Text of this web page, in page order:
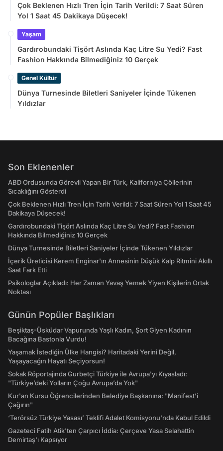
Çok Beklenen Hızlı Tren İçin Tarih Verildi: 7 Saat Süren
Yol 1 Saat 45 Dakikaya Düşecek!
Yaşam
Gardırobundaki Tişört Aslında Kaç Litre Su Yedi? Fast
Fashion Hakkında Bilmediğiniz 10 Gerçek
Genel Kültür
Dünya Turnesinde Biletleri Saniyeler İçinde Tükenen
Yıldızlar
Son Eklenenler
ABD Ordusunda Görevli Yapan Bir Türk, Kaliforniya Çöllerinin
Sıcaklığını Gösterdi
Çok Beklenen Hızlı Tren İçin Tarih Verildi: 7 Saat Süren Yol 1 Saat 45
Dakikaya Düşecek!
Gardırobundaki Tişört Aslında Kaç Litre Su Yedi? Fast Fashion
Hakkında Bilmediğiniz 10 Gerçek
Dünya Turnesinde Biletleri Saniyeler İçinde Tükenen Yıldızlar
İçerik Üreticisi Kerem Enginar'ın Annesinin Düşük Kalp Ritmini Akıllı
Saat Fark Etti
Psikologlar Açıkladı: Her Zaman Yavaş Yemek Yiyen Kişilerin Ortak
Noktası
Günün Popüler Başlıkları
Beşiktaş-Üsküdar Vapurunda Yaşlı Kadın, Şort Giyen Kadının
Bacağına Bastonla Vurdu!
Yaşamak İstediğin Ülke Hangisi? Haritadaki Yerini Değil,
Yaşayacağın Hayatı Seçiyorsun!
Sokak Röportajında Gurbetçi Türkiye ile Avrupa'yı Kıyasladı:
"Türkiye’deki Yolların Çoğu Avrupa’da Yok"
Kur'an Kursu Öğrencilerinden Belediye Başkanına: "Manifest’i
Çağırın"
‘Terörsüz Türkiye Yasası’ Teklifi Adalet Komisyonu'nda Kabul Edildi
Gazeteci Fatih Atik'ten Çarpıcı İddia: Çerçeve Yasa Selahattin
Demirtaş'ı Kapsıyor